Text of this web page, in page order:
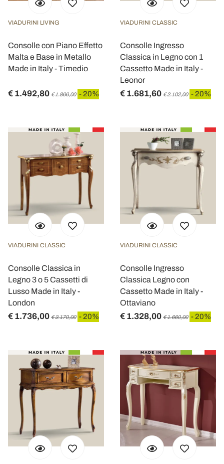
VIADURINI LIVING
Consolle con Piano Effetto
Malta e Base in Metallo
Made in Italy - Timedio
€ 1.492,80 € 1.866,00 - 20%
VIADURINI CLASSIC
Consolle Ingresso
Classica in Legno con 1
Cassetto Made in Italy -
Leonor
€ 1.681,60 € 2.102,00 - 20%
VIADURINI CLASSIC
Consolle Classica in
Legno 3 o 5 Cassetti di
Lusso Made in Italy -
London
€ 1.736,00 € 2.170,00 - 20%
VIADURINI CLASSIC
Consolle Ingresso
Classica Legno con
Cassetto Made in Italy -
Ottaviano
€ 1.328,00 € 1.660,00 - 20%